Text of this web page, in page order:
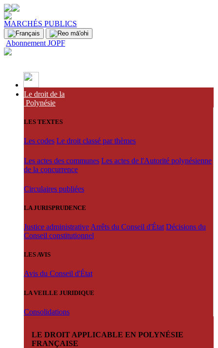
MARCHÉS PUBLICS
Abonnement JOPF
Le droit de la
Polynésie
LES TEXTES
Les codes Le droit classé par thèmes
Les actes des communes Les actes de l'Autorité polynésienne
de la concurrence
Circulaires publiées
LA JURISPRUDENCE
Justice administrative Arrêts du Conseil d'État Décisions du
Conseil constitutionnel
LES AVIS
Avis du Conseil d'État
LA VEILLE JURIDIQUE
Consolidations
LE DROIT APPLICABLE EN POLYNÉSIE
FRANÇAISE